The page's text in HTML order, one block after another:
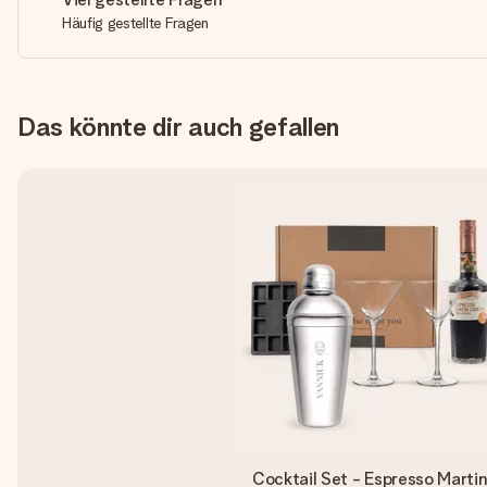
Häufig gestellte Fragen
Das könnte dir auch gefallen
Cocktail Set - Espresso